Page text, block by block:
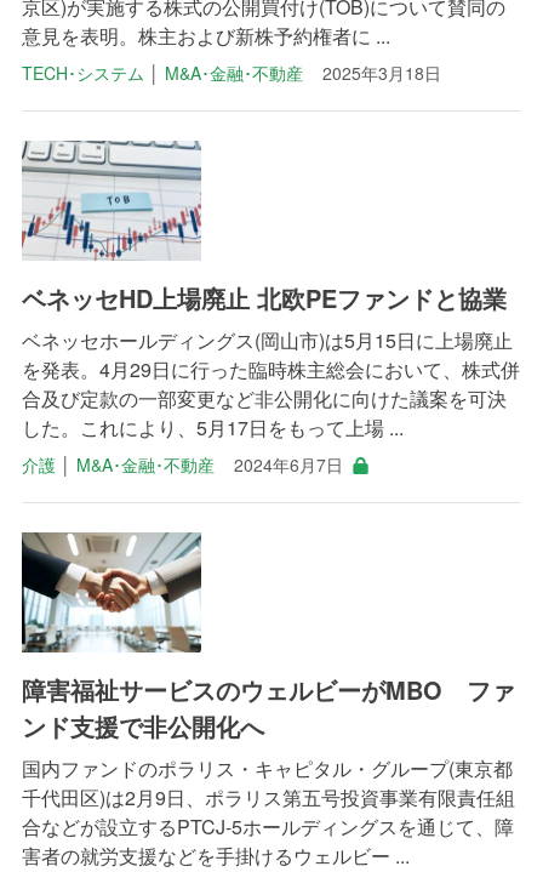
京区)が実施する株式の公開買付け(TOB)について賛同の
意見を表明。株主および新株予約権者に ...
TECH･システム M&A･金融･不動産 2025年3月18日
ベネッセHD上場廃止 北欧PEファンドと協業
ベネッセホールディングス(岡山市)は5月15日に上場廃止
を発表。4月29日に行った臨時株主総会において、株式併
合及び定款の一部変更など非公開化に向けた議案を可決
した。これにより、5月17日をもって上場 ...
介護│ M&A･金融･不動産 2024年6月7日
障害福祉サービスのウェルビーがMBO ファ
ンド支援で非公開化へ
国内ファンドのポラリス・キャピタル・グループ(東京都
千代田区)は2月9日、ポラリス第五号投資事業有限責任組
合などが設立するPTCJ-5ホールディングスを通じて、障
害者の就労支援などを手掛けるウェルビー ...